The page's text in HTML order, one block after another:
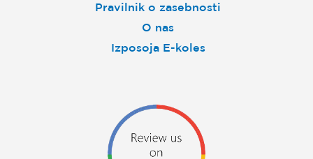
Pravilnik o zasebnosti
O nas
Izposoja E-koles